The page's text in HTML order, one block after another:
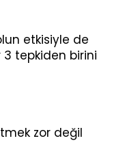
etkisiyle de
3 tepkiden birini
zor değil